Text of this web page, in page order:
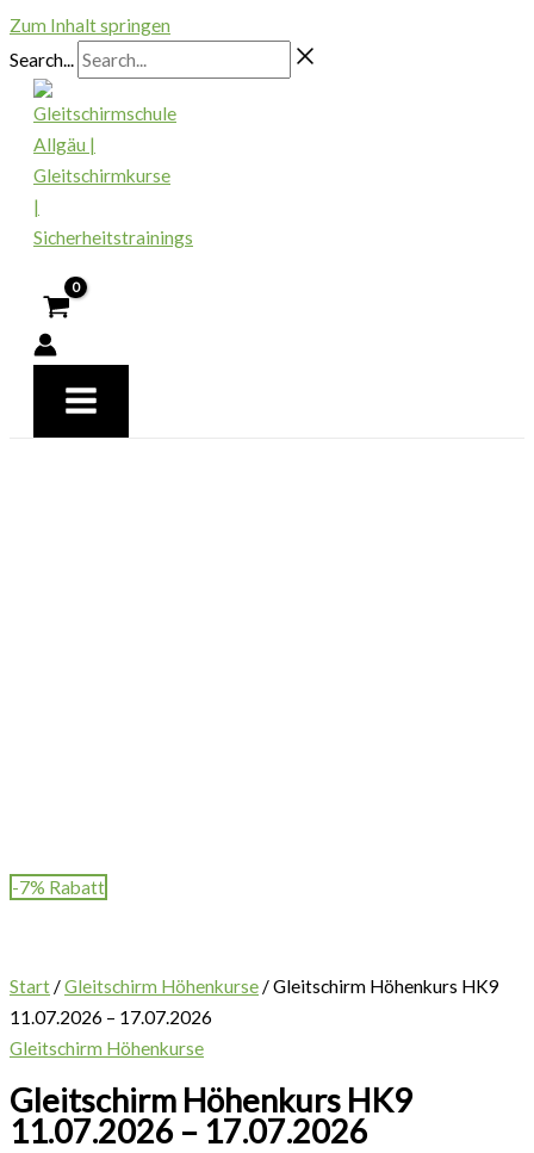
Zum Inhalt springen
Search...
-7% Rabatt
Start/Gleitschirm Höhenkurse/ Gleitschirm Höhenkurs HK9
11.07.2026 – 17.07.2026
Gleitschirm Höhenkurse
Gleitschirm Höhenkurs HK9
11.07.2026 – 17.07.2026